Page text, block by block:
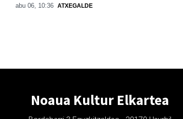
abu 06, 10:36 ATXEGALDE
Noaua Kultur Elkartea